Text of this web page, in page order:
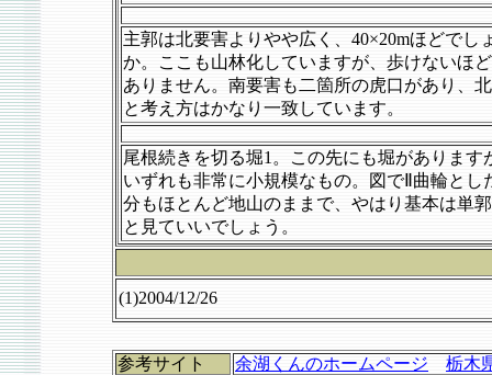
主郭は北要害よりやや広く、40×20mほどでし
か。ここも山林化していますが、歩けないほ
ありません。南要害も二箇所の虎口があり、
と考え方はかなり一致しています。
尾根続きを切る堀1。この先にも堀があります
いずれも非常に小規模なもの。図でⅡ曲輪とし
分もほとんど地山のままで、やはり基本は単
と見ていいでしょう。
(1)2004/12/26
参考サイト 余湖くんのホームページ
栃木